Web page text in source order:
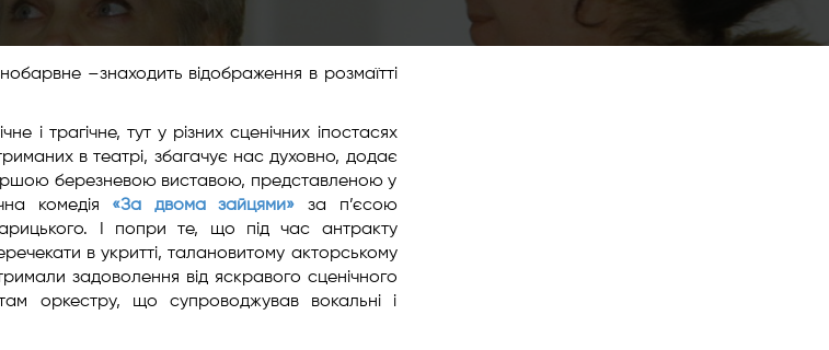
–знаходить відображення в розмаїтті
і трагічне, тут у різних сценічних іпостасях
в театрі, збагачує нас духовно, додає
березневою виставою, представленою у
комедія «За двома зайцями» за п’єсою
І попри те, що під час антракту
в укритті, талановитому акторському
задоволення від яскравого сценічного
оркестру, що супроводжував вокальні і